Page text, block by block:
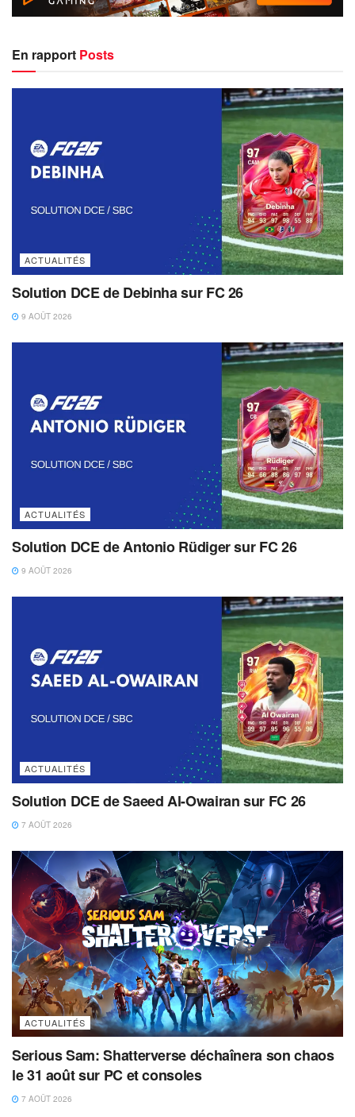
En rapport Posts
ACTUALITÉS
Solution DCE de Debinha sur FC 26
9 AOÛT 2026
ACTUALITÉS
Solution DCE de Antonio Rüdiger sur FC 26
9 AOÛT 2026
ACTUALITÉS
Solution DCE de Saeed Al-Owairan sur FC 26
7 AOÛT 2026
ACTUALITÉS
Serious Sam: Shatterverse déchaînera son chaos
le 31 août sur PC et consoles
7 AOÛT 2026